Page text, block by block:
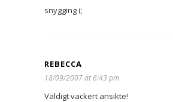
snygging (;
REBECCA
18/09/2007 at 6:43 pm
Väldigt vackert ansikte!